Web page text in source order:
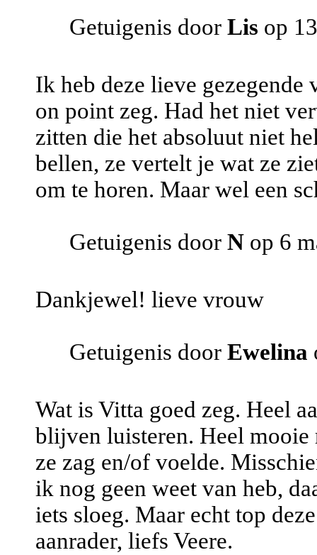
Getuigenis door Lis op
Ik heb deze lieve
on point zeg. Had het niet
zitten die het absoluut niet
bellen, ze vertelt je wat ze
om te horen. Maar wel een
Getuigenis door N op 6
Dankjewel! lieve vrouw
Getuigenis door Ewelina
Wat is Vitta goed zeg. Heel
blijven luisteren. Heel mooie
ze zag en/of voelde.
ik nog geen weet van heb,
iets sloeg. Maar echt top
aanrader, liefs Veere.